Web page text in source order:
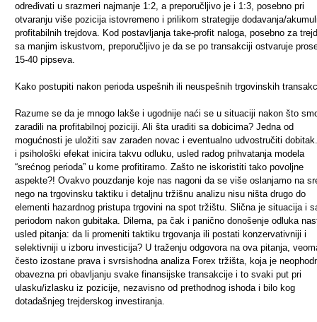
određivati u srazmeri najmanje 1:2, a preporučljivo je i 1:3, posebno pri
otvaranju više pozicija istovremeno i prilikom strategije dodavanja/
profitabilnih trejdova. Kod postavljanja take-profit naloga, posebno za
sa manjim iskustvom, preporučljivo je da se po transakciji ostvaruje
15-40 pipseva.
Kako postupiti nakon perioda uspešnih ili neuspešnih trgovinskih
Razume se da je mnogo lakše i ugodnije naći se u situaciji nakon što
zaradili na profitabilnoj poziciji. Ali šta uraditi sa dobicima? Jedna od
mogućnosti je uložiti sav zarađen novac i eventualno udvostručiti
i psihološki efekat inicira takvu odluku, usled radog prihvatanja modela
“srećnog perioda” u kome profitiramo. Zašto ne iskoristiti tako povoljne
aspekte?! Ovakvo pouzdanje koje nas nagoni da se više oslanjamo na
nego na trgovinsku taktiku i detaljnu tržišnu analizu nisu ništa drugo do
elementi hazardnog pristupa trgovini na spot tržištu. Slična je situacija i
periodom nakon gubitaka. Dilema, pa čak i panično donošenje odluka
usled pitanja: da li promeniti taktiku trgovanja ili postati konzervativniji i
selektivniji u izboru investicija? U traženju odgovora na ova pitanja,
često izostane prava i svrsishodna analiza Forex tržišta, koja je
obavezna pri obavljanju svake finansijske transakcije i to svaki put pri
ulasku/izlasku iz pozicije, nezavisno od prethodnog ishoda i bilo kog
dotadašnjeg trejderskog investiranja.